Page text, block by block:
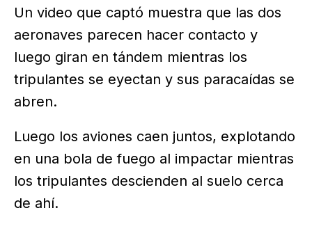
Un video que captó muestra que las dos
aeronaves parecen hacer contacto y
luego giran en tándem mientras los
tripulantes se eyectan y sus paracaídas se
abren.
Luego los aviones caen juntos, explotando
en una bola de fuego al impactar mientras
los tripulantes descienden al suelo cerca
de ahí.